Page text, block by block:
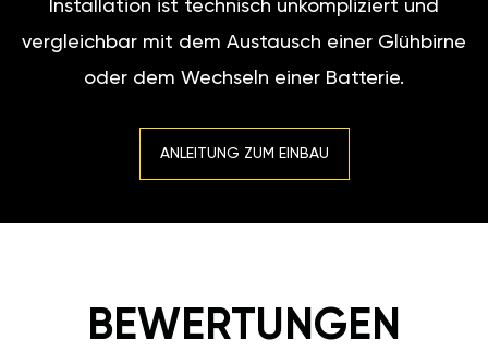
Installation ist technisch unkompliziert und
vergleichbar mit dem Austausch einer Glühbirne
oder dem Wechseln einer Batterie.
ANLEITUNG ZUM EINBAU
BEWERTUNGEN